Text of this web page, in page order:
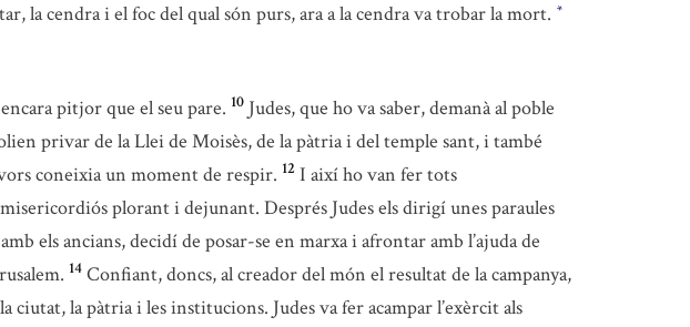
la cendra i el foc del qual són purs, ara a la cendra va trobar la mort. *
pitjor que el seu pare. 10 Judes, que ho va saber, demanà al poble
privar de la Llei de Moisès, de la pàtria i del temple sant, i també
coneixia un moment de respir. 12 I així ho van fer tots
plorant i dejunant. Després Judes els dirigí unes paraules
els ancians, decidí de posar-se en marxa i afrontar amb l’ajuda de
14 Confiant, doncs, al creador del món el resultat de la campanya,
ciutat, la pàtria i les institucions. Judes va fer acampar l’exèrcit als